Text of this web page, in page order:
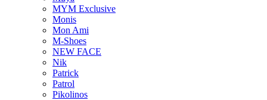
MYM Exclusive
Monis
Mon Ami
M-Shoes
NEW FACE
Nik
Patrick
Patrol
Pikolinos